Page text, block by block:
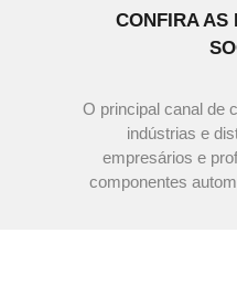
CONFIRA AS
O principal canal de
indústrias e
empresários e
componentes